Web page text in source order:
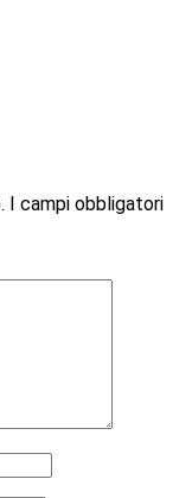
I campi obbligatori